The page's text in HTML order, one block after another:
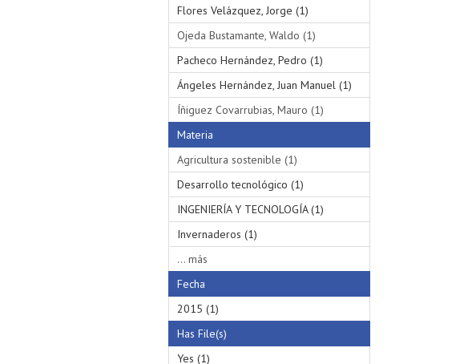
Flores Velázquez, Jorge (1)
Ojeda Bustamante, Waldo (1)
Pacheco Hernández, Pedro (1)
Ángeles Hernández, Juan Manuel (1)
Íñiguez Covarrubias, Mauro (1)
Materia
Agricultura sostenible (1)
Desarrollo tecnológico (1)
INGENIERÍA Y TECNOLOGÍA (1)
Invernaderos (1)
... más
Fecha
2015 (1)
Has File(s)
Yes (1)